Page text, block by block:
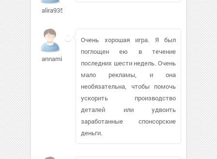
alira93586
annaminsk394
Очень хорошая игра. Я был
поглощен ею в течение
последних шести недель. Очень
мало рекламы, и она
необязательна, чтобы помочь
ускорить производство
деталей или удвоить
заработанные спонсорские
деньги.